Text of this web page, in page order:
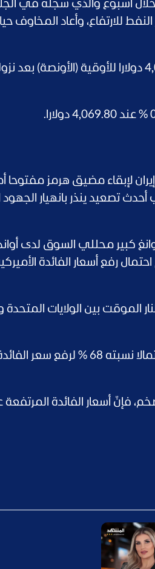
أسبوع والذي سجله في
للارتفاع، وأعاد المخاوف
هبط سعر الذهب في المعاملات الفورية 0.4 % إلى 4,060.46 دولارا
لإبقاء مضيق هرمز مفتوحا
تصعيد ينذر بانهيار الجهود
كبير محللي السوق لدى
رفع أسعار الفائدة
الموقت بين الولايات
وبحسب أداة فيد ووتش التابعة لسي.إم.إي، ترى الأسواق
أسعار الفائدة المرتفعة